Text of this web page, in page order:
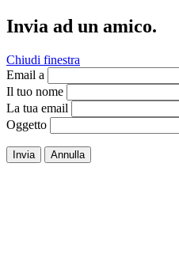
Invia ad un amico.
Chiudi finestra
Email a
Il tuo nome
La tua email
Oggetto
Invia Annulla